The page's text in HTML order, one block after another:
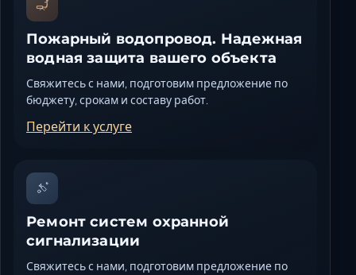
Пожарный водопровод. Надежная
водная защита вашего объекта
Свяжитесь с нами, подготовим предложение по
бюджету, срокам и составу работ.
Перейти к услуге
Ремонт систем охранной
сигнализации
Свяжитесь с нами, подготовим предложение по